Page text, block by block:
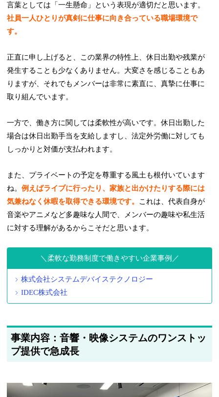
言葉としては「一生懸命」という表現が適切だと思います。
社員一人ひとりが真剣に仕事に向き合っている職場環境で
す。
正直に申し上げると、この業界の特性上、休日出勤や残業が
発生することも少なくありません。大変さを感じることもあ
りますが、それでもメンバーは非常に素直に、真摯に仕事に
取り組んでいます。
一方で、働き方に関しては柔軟性が高いです。休日出勤した
場合は休日出勤手当を支給しますし、法定外労働に対しても
しっかりと対価が支払われます。
また、プライベートの予定を尊重する風土も根付いています
ね。例えばライブに行ったり、家族と出かけたりする際には
気兼ねなく休暇を取得できる環境です。
これは、代表自身が
音楽やアニメなど多趣味な人間で、メンバーの趣味や私生活
に対する理解があるからこそだと思います。
柔軟な勤務制度で働きやすい企業事例
株式会社システムデバイステクノロジー
IDEC株式会社
事業内容：音響・映像システムのワンストッ
プ提供で急成長